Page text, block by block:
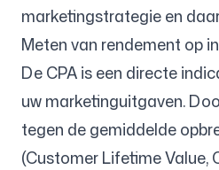
marketingstrategie en
Meten van rendement op
De CPA is een directe
uw marketinguitgaven.
tegen de gemiddelde
(Customer Lifetime Value,